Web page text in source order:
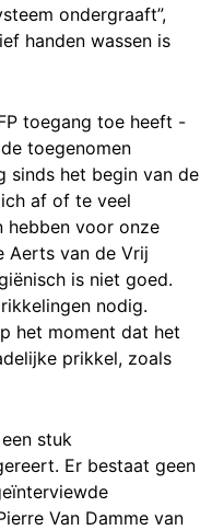
ondergraaft”,
handen wassen is
toegang toe heeft -
toegenomen
sinds het begin van de
af of te veel
hebben voor onze
Aerts van de Vrij
is niet goed.
nodig.
het moment dat het
prikkel, zoals
stuk
Er bestaat geen
Van Damme van